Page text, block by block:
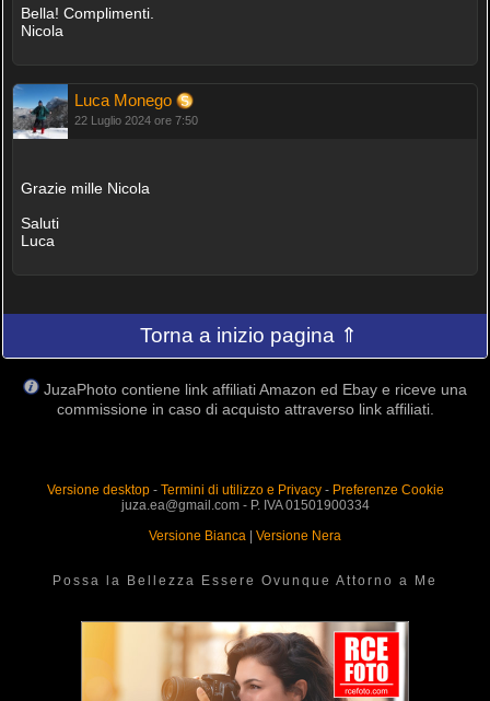
Bella! Complimenti.
Nicola
Luca Monego
22 Luglio 2024 ore 7:50
Grazie mille Nicola
Saluti
Luca
Torna a inizio pagina ⇑
JuzaPhoto contiene link affiliati Amazon ed Ebay e riceve una
commissione in caso di acquisto attraverso link affiliati.
Versione desktop- Termini di utilizzo e Privacy- Preferenze Cookie
juza.ea@gmail.com - P. IVA 01501900334
Versione Bianca | Versione Nera
Possa la Bellezza Essere Ovunque Attorno a Me